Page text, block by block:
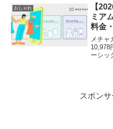
感じ
クロ
資」の
おしゃれ
【
ミア
料金
メチャ
10,978
ーシッ
スポン